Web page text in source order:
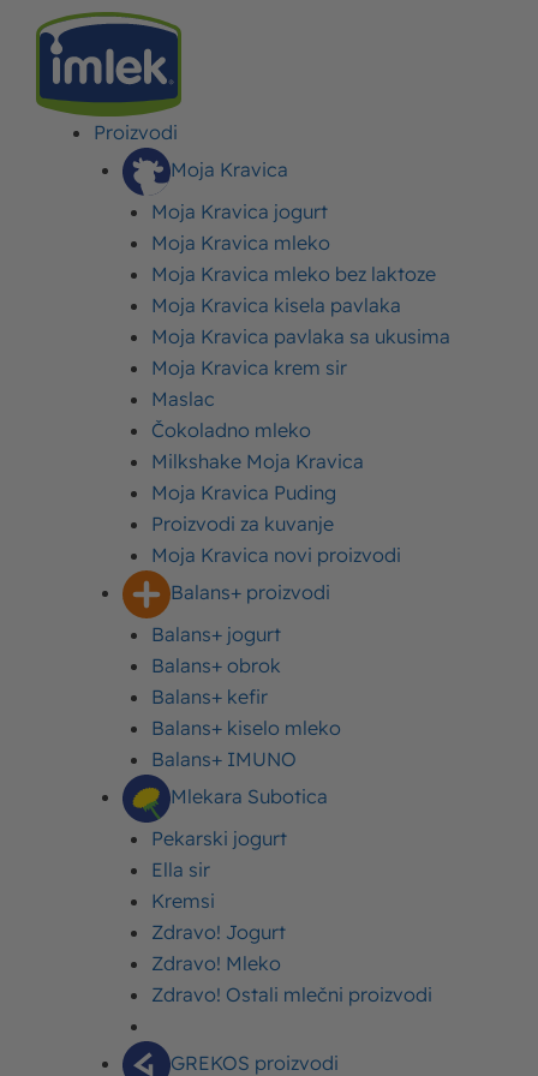
Proizvodi
Moja Kravica
Moja Kravica jogurt
Moja Kravica mleko
Moja Kravica mleko bez laktoze
Moja Kravica kisela pavlaka
Moja Kravica pavlaka sa ukusima
Moja Kravica krem sir
Maslac
Čokoladno mleko
Milkshake Moja Kravica
Moja Kravica Puding
Proizvodi za kuvanje
Moja Kravica novi proizvodi
Balans+ proizvodi
Balans+ jogurt
Balans+ obrok
Balans+ kefir
Balans+ kiselo mleko
Balans+ IMUNO
Mlekara Subotica
Pekarski jogurt
Ella sir
Kremsi
Zdravo! Jogurt
Zdravo! Mleko
Zdravo! Ostali mlečni proizvodi
GREKOS proizvodi
>BLOG>LIFESTYLE
HIDRATACIJA ORGANIZMA ZNAČAJNA?
Koliko vode treba piti
dnevno i zašto je
hidratacija organizma
značajna?
13. jun 2022. Ažurirano: 22. novembar 2023. Autor:
Dnevni unos tečnosti – koliko vode treba piti
dnevno?
Od čega zavisi to koliko vode treba piti
dnevno?
Hidriranje organizma – voda i druge tečnosti
Hidratacija organizma je dugoročan proces
je verovatno
najčešće postavljeno pitanje na polju nutricionizma.